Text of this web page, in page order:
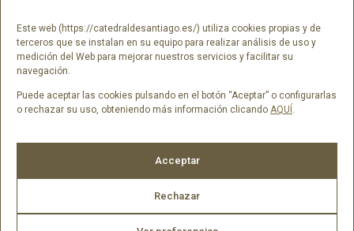
Este web (https://catedraldesantiago.es/) utiliza cookies propias y de
terceros que se instalan en su equipo para realizar análisis de uso y
medición del Web para mejorar nuestros servicios y facilitar su
navegación.
Puede aceptar las cookies pulsando en el botón “Aceptar” o configurarlas
o rechazar su uso, obteniendo más información clicando AQUÍ.
Acceptar
Rechazar
Contacto
Portal del empleado SAMI Catedral